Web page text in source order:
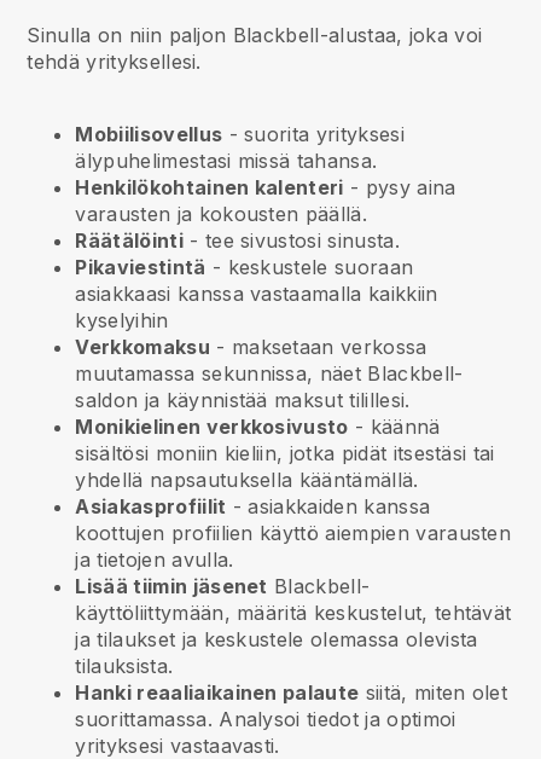
Sinulla on niin paljon Blackbell-alustaa, joka voi
tehdä yrityksellesi.
Mobiilisovellus - suorita yrityksesi
älypuhelimestasi missä tahansa.
Henkilökohtainen kalenteri - pysy aina
varausten ja kokousten päällä.
Räätälöinti- tee sivustosi sinusta.
Pikaviestintä - keskustele suoraan
asiakkaasi kanssa vastaamalla kaikkiin
kyselyihin
Verkkomaksu - maksetaan verkossa
muutamassa sekunnissa, näet Blackbell-
saldon ja käynnistää maksut tilillesi.
Monikielinen verkkosivusto - käännä
sisältösi moniin kieliin, jotka pidät itsestäsi tai
yhdellä napsautuksella kääntämällä.
Asiakasprofiilit - asiakkaiden kanssa
koottujen profiilien käyttö aiempien varausten
ja tietojen avulla.
Lisää tiimin jäsenet Blackbell-
käyttöliittymään, määritä keskustelut, tehtävät
ja tilaukset ja keskustele olemassa olevista
tilauksista.
Hanki reaaliaikainen palaute siitä, miten olet
suorittamassa. Analysoi tiedot ja optimoi
yrityksesi vastaavasti.